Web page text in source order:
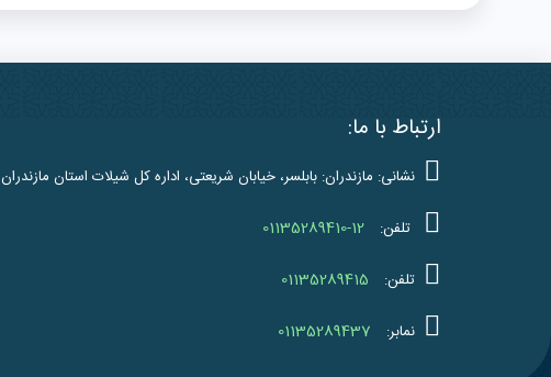
ارتباط با ما:
نشانی: مازندران: بابلسر، خیابان شریعتی، اداره کل شیلات استان مازندران
تلفن: 01135289410-12
تلفن: 01135289415
نمابر: 01135289437